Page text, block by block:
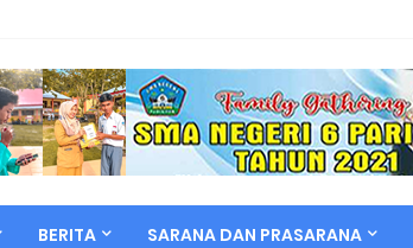
BERITA SARANA DAN PRASARANA